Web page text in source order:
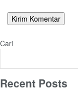
Cari
Recent Posts